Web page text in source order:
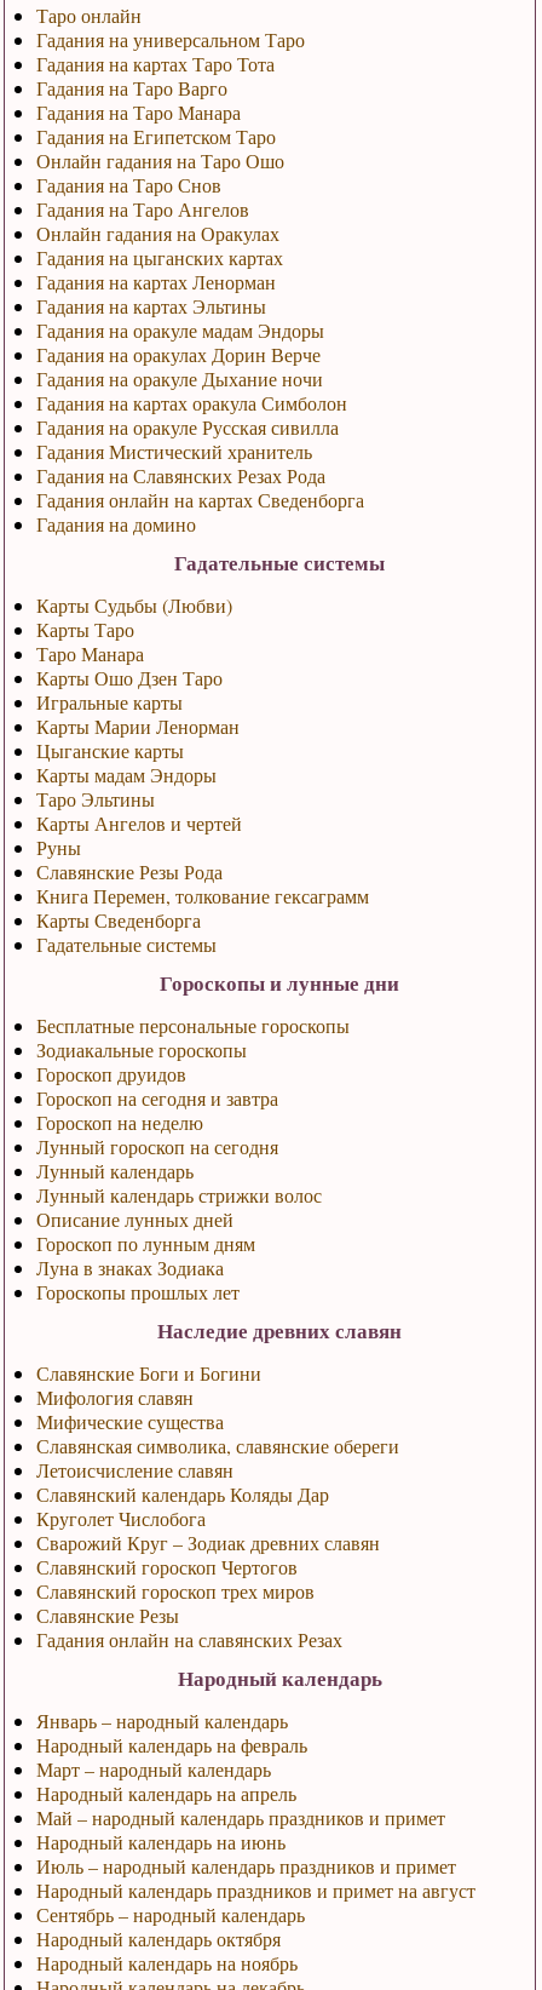
Таро онлайн
Гадания на универсальном Таро
Гадания на картах Таро Тота
Гадания на Таро Варго
Гадания на Таро Манара
Гадания на Египетском Таро
Онлайн гадания на Таро Ошо
Гадания на Таро Снов
Гадания на Таро Ангелов
Онлайн гадания на Оракулах
Гадания на цыганских картах
Гадания на картах Ленорман
Гадания на картах Эльтины
Гадания на оракуле мадам Эндоры
Гадания на оракулах Дорин Верче
Гадания на оракуле Дыхание ночи
Гадания на картах оракула Симболон
Гадания на оракуле Русская сивилла
Гадания Мистический хранитель
Гадания на Славянских Резах Рода
Гадания онлайн на картах Сведенборга
Гадания на домино
Гадательные системы
Карты Судьбы (Любви)
Карты Таро
Таро Манара
Карты Ошо Дзен Таро
Игральные карты
Карты Марии Ленорман
Цыганские карты
Карты мадам Эндоры
Таро Эльтины
Карты Ангелов и чертей
Руны
Славянские Резы Рода
Книга Перемен, толкование гексаграмм
Карты Сведенборга
Гадательные системы
Гороскопы и лунные дни
Бесплатные персональные гороскопы
Зодиакальные гороскопы
Гороскоп друидов
Гороскоп на сегодня и завтра
Гороскоп на неделю
Лунный гороскоп на сегодня
Лунный календарь
Лунный календарь стрижки волос
Описание лунных дней
Гороскоп по лунным дням
Луна в знаках Зодиака
Гороскопы прошлых лет
Наследие древних славян
Славянские Боги и Богини
Мифология славян
Мифические существа
Славянская символика, славянские обереги
Летоисчисление славян
Славянский календарь Коляды Дар
Круголет Числобога
Сварожий Круг – Зодиак древних славян
Славянский гороскоп Чертогов
Славянский гороскоп трех миров
Славянские Резы
Гадания онлайн на славянских Резах
Народный календарь
Январь – народный календарь
Народный календарь на февраль
Март – народный календарь
Народный календарь на апрель
Май – народный календарь праздников и примет
Народный календарь на июнь
Июль – народный календарь праздников и примет
Народный календарь праздников и примет на август
Сентябрь – народный календарь
Народный календарь октября
Народный календарь на ноябрь